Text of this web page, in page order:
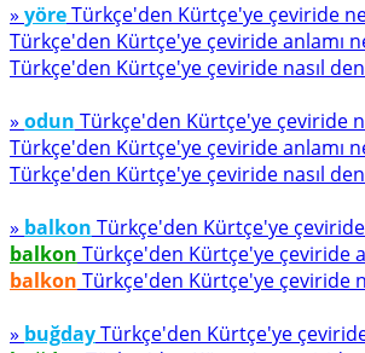
» yöreTürkçe'den Kürtçe'ye çeviride
Türkçe'den Kürtçe'ye çeviride anlamı
Türkçe'den Kürtçe'ye çeviride nasıl
» odun Türkçe'den Kürtçe'ye çeviride
Türkçe'den Kürtçe'ye çeviride anlamı
Türkçe'den Kürtçe'ye çeviride nasıl
» balkon Türkçe'den Kürtçe'ye
balkon Türkçe'den Kürtçe'ye çeviride
balkon Türkçe'den Kürtçe'ye çeviride
» buğdayTürkçe'den Kürtçe'ye